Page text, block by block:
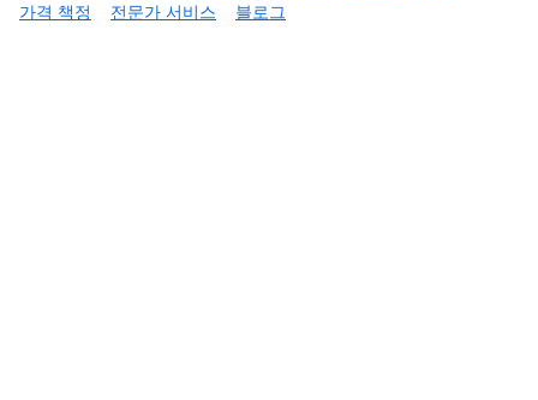
가격 책정
전문가 서비스 블로그